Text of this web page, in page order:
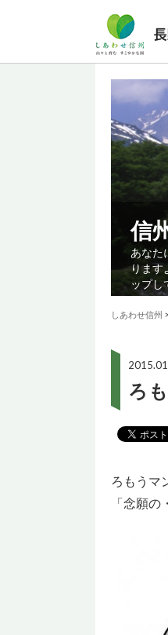
信
あなた
ります
ップし
しあわせ信州 >
ろ
ろもうマ
「念願